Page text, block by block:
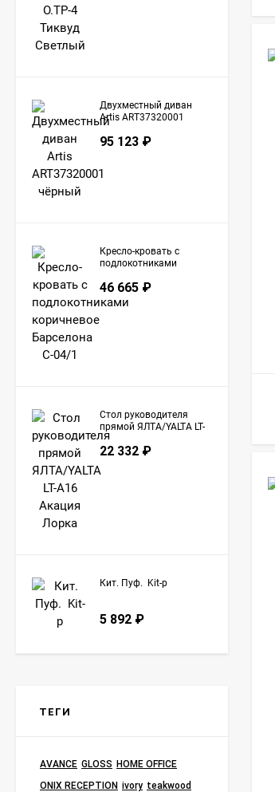
Двухместный диван
Artis ART37320001
95 123 ₽
Кресло-кровать с
подлокотниками
С-04/1
46 665 ₽
Стол руководителя
прямой ЯЛТА/YALTA LT-
A16 Акация Лорка
22 332 ₽
Кит. Пуф. Kit-p
5 892 ₽
ТЕГИ
AVANCE GLOSS HOME OFFICE
ONIX RECEPTION ivory teakwood